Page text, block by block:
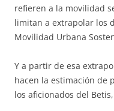
refieren a la movilidad
limitan a extrapolar los
Movilidad Urbana
Y a partir de esa
hacen la estimación de
los aficionados del